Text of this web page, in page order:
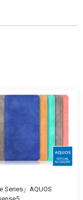
Series」AQUOS